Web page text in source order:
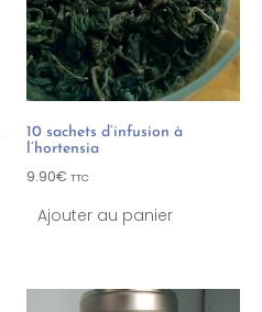
10 sachets d’infusion à
l’hortensia
9.90€ TTC
Ajouter au panier